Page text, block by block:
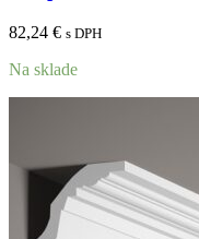
82,24 € s DPH
Na sklade